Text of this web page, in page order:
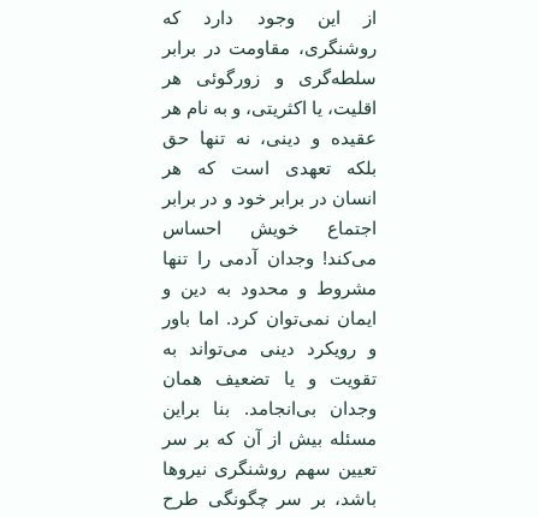
از این وجود دارد که
روشنگری، مقاومت در برابر
سلطه‌گری و زورگوئی هر
اقلیت، یا اکثریتی، و به نام هر
عقیده‌ و دینی، نه تنها حق
بلکه تعهدی است که هر
انسان در برابر خود و در برابر
اجتماع خویش احساس
می‌کند! وجدان آدمی را تنها
مشروط و محدود به دین و
ایمان نمی‌توان کرد. اما باور
و رویکرد دینی می‌تواند به
تقویت و یا تضعیف همان
وجدان بی‌انجامد. بنا براین
مسئله بیش از آن که بر سر
تعیین سهم روشنگری نیروها
باشد، بر سر چگونگی طرح